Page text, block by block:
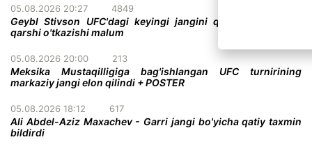
05.08.2026 20:27 4849
Geybl Stivson UFC'dagi keyingi jangini qachon va kimga
qarshi o'tkazishi malum
05.08.2026 20:00 213
Meksika Mustaqilligiga bag'ishlangan UFC turnirining
markaziy jangi elon qilindi + POSTER
05.08.2026 18:12 617
Ali Abdel-Aziz Maxachev - Garri jangi bo'yicha qatiy taxmin
bildirdi